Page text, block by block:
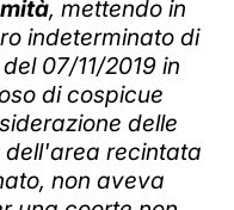
, mettendo in
indeterminato di
07/11/2019 in
di cospicue
delle
recintata
non aveva